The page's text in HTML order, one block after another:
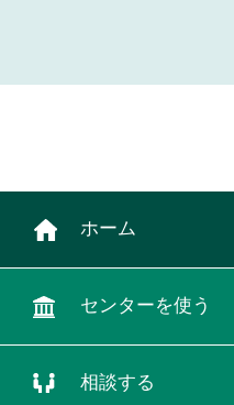
ホーム
センターを使う
相談する